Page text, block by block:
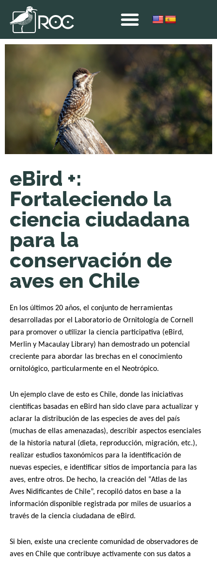
eBird +:
Fortaleciendo la
ciencia ciudadana
para la
conservación de
aves en Chile
En los últimos 20 años, el conjunto de herramientas
desarrolladas por el Laboratorio de Ornitología de Cornell
para promover o utilizar la ciencia participativa (eBird,
Merlin y Macaulay Library) han demostrado un potencial
creciente para abordar las brechas en el conocimiento
ornitológico, particularmente en el Neotrópico.
Un ejemplo clave de esto es Chile, donde las iniciativas
científicas basadas en eBird han sido clave para actualizar y
aclarar la distribución de las especies de aves del país
(muchas de ellas amenazadas), describir aspectos esenciales
de la historia natural (dieta, reproducción, migración, etc.),
realizar estudios taxonómicos para la identificación de
nuevas especies, e identificar sitios de importancia para las
aves, entre otros. De hecho, la creación del “Atlas de las
Aves Nidificantes de Chile”, recopiló datos en base a la
información disponible registrada por miles de usuarios a
través de la ciencia ciudadana de eBird.
Si bien, existe una creciente comunidad de observadores de
aves en Chile que contribuye activamente con sus datos a